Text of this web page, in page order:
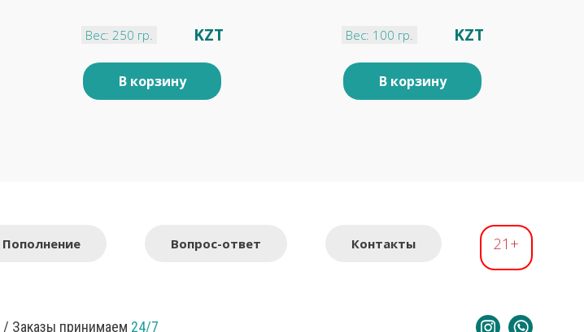
Вес: 250 гр. KZT
В корзину
Вес: 100 гр. KZT
В корзину
Пополнение Вопрос-ответ Контакты 21+
/ Заказы принимаем 24/7